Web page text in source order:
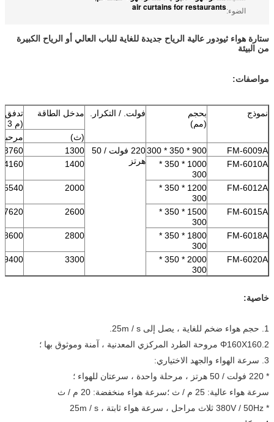
الضوء:air curtains for restaurants
ستارة هواء ثيودور عالية الرياح جديدة للغاية للباب العالي أو الرياح الكبيرة
من البيئة
مواصفات:
نموذج
بحجم
(مم)
فولت. / التكرار. مدخل الطاقة
تدفق
(م 3 / ساعة)
(ث)
مرحبا
FM-6009A
900 * 350 * 300
220 فولت / 50
هرتز
1300
3760
FM-6010A
1000 * 350 *
300
1400
4160
FM-6012A
1200 * 350 *
300
2000
5540
FM-6015A
1500 * 350 *
300
2600
7620
FM-6018A
1800 * 350 *
300
2800
8600
FM-6020A
2000 * 350 *
300
3300
9400
خاصية:
1. حجم هواء ضخم للغاية ، يصل إلى 25m / s.
2.Φ160X160 مروحة الطرد المركزي المعدنية ، آمنة وموثوق بها ؛
3. سرعة الهواء والجهد الاختياري:
* 220 فولت / 50 هرتز ، مرحلة واحدة ، سرعتان للهواء ؛
سرعة هواء عالية: 25 م / ث ؛سرعة هواء منخفضة: 20 م / ث
* 380V / 50Hz ثلاث مراحل ، سرعة هواء ثابتة ، 25m / s